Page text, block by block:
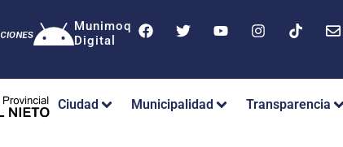
Munimoq
Digital
Ciudad Municipalidad Transparencia